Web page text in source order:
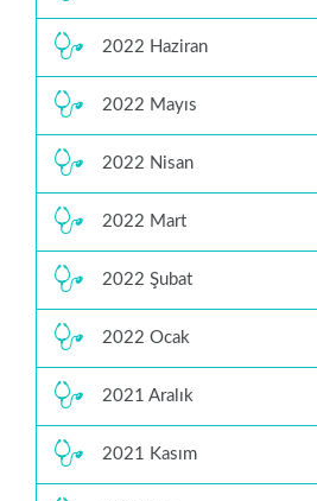
2022 Haziran
2022 Mayıs
2022 Nisan
2022 Mart
2022 Şubat
2022 Ocak
2021 Aralık
2021 Kasım